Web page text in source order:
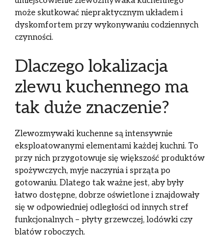
może skutkować niepraktycznym układem i
dyskomfortem przy wykonywaniu codziennych
czynności.
Dlaczego lokalizacja
zlewu kuchennego ma
tak duże znaczenie?
Zlewozmywaki kuchenne są intensywnie
eksploatowanymi elementami każdej kuchni. To
przy nich przygotowuje się większość produktów
spożywczych, myje naczynia i sprząta po
gotowaniu. Dlatego tak ważne jest, aby były
łatwo dostępne, dobrze oświetlone i znajdowały
się w odpowiedniej odległości od innych stref
funkcjonalnych – płyty grzewczej, lodówki czy
blatów roboczych.